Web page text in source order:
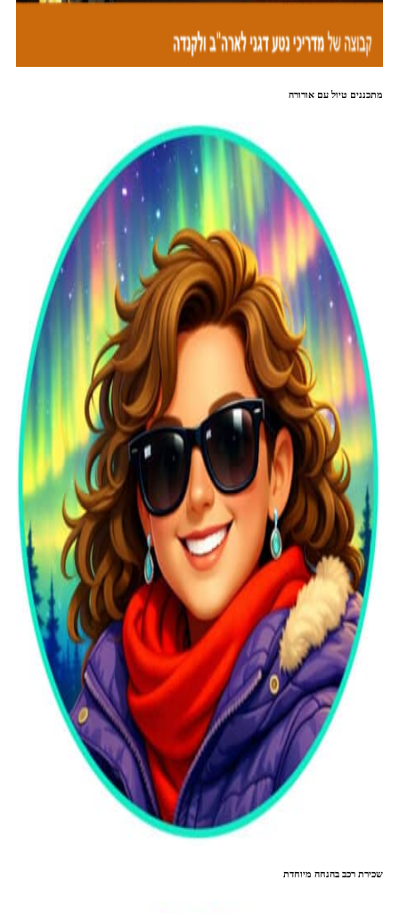
מתכננים טיול עם אורורה
שכירת רכב בהנחה מיוחדת